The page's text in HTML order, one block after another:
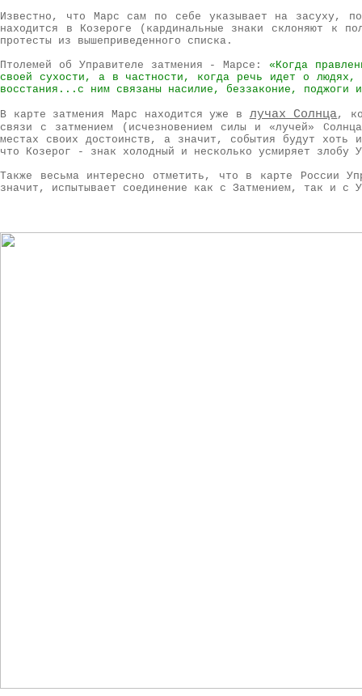
Известно, что Марс сам по себе указывает на засуху,
находится в Козероге (кардинальные знаки склоняют к
протесты из вышеприведенного списка.
Птолемей об Управителе затмения - Марсе:«Когда
своей сухости, а в частности, когда речь идет о
восстания...с ним связаны насилие, беззаконие, поджоги
В карте затмения Марс находится уже в лучах Солнца,
связи с затмением (исчезновением силы и «лучей»
местах своих достоинств, а значит, события будут хоть
что Козерог - знак холодный и несколько усмиряет злобу
Также весьма интересно отметить, что в карте России
значит, испытывает соединение как с Затмением, так и с